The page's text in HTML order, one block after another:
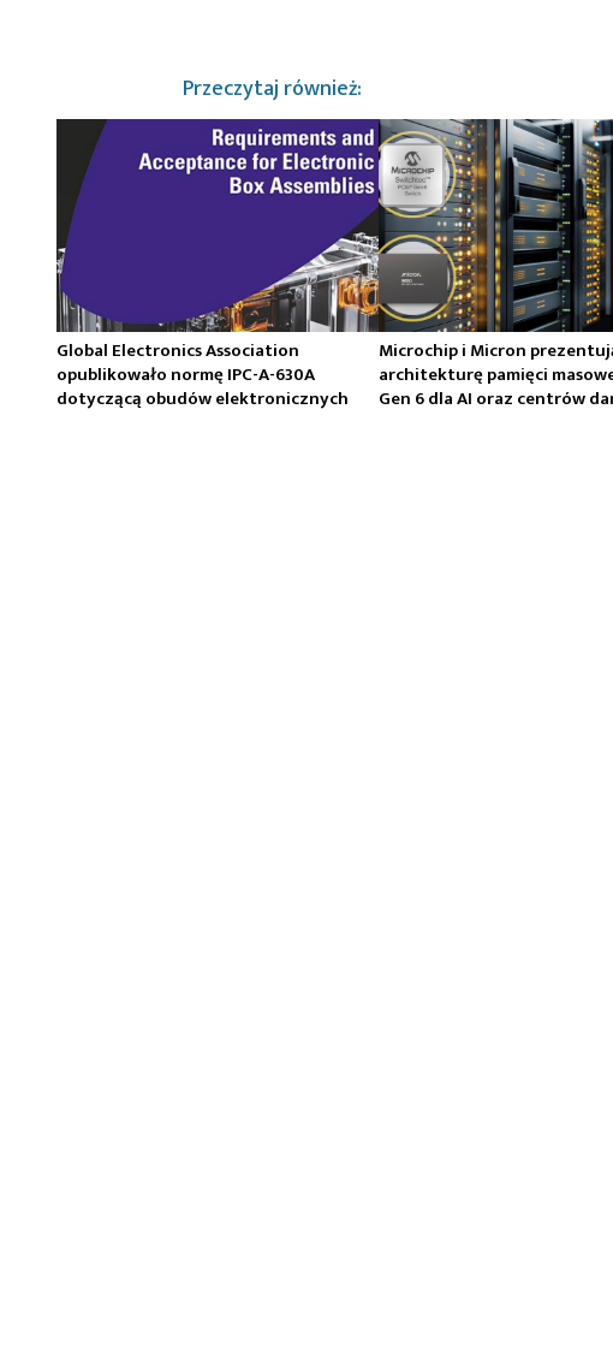
Przeczytaj również:
Global Electronics Association
opublikowało normę IPC-A-630A
dotyczącą obudów elektronicznych
Microchip i Micron
architekturę pamięci
Gen 6 dla AI oraz centrów